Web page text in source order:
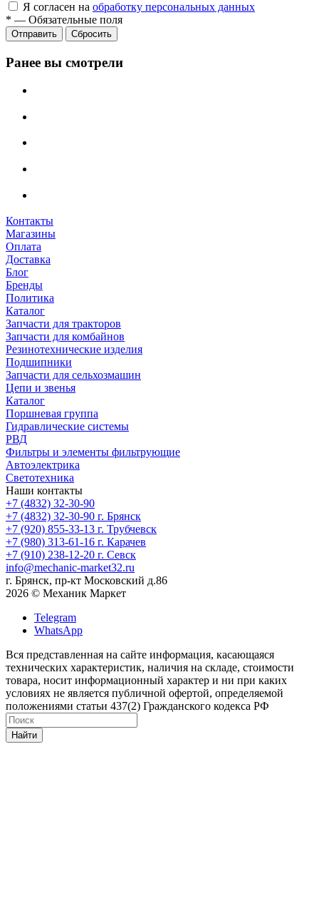
Я согласен на обработку персональных данных
* — Обязательные поля
Сбросить
Ранее вы смотрели
Контакты
Магазины
Оплата
Доставка
Блог
Бренды
Политика
Каталог
Запчасти для тракторов
Запчасти для комбайнов
Резинотехнические изделия
Подшипники
Запчасти для сельхозмашин
Цепи и звенья
Каталог
Поршневая группа
Гидравлические системы
РВД
Фильтры и элементы фильтрующие
Автоэлектрика
Светотехника
Наши контакты
+7 (4832) 32-30-90
+7 (4832) 32-30-90 г. Брянск
+7 (920) 855-33-13 г. Трубчевск
+7 (980) 313-61-16 г. Карачев
+7 (910) 238-12-20 г. Севск
info@mechanic-market32.ru
г. Брянск, пр-кт Московский д.86
2026 © Механик Маркет
Telegram
WhatsApp
Вся представленная на сайте информация, касающаяся
технических характеристик, наличия на складе, стоимости
товара, носит информационный характер и ни при каких
условиях не является публичной офертой, определяемой
положениями статьи 437(2) Гражданского кодекса РФ
Найти